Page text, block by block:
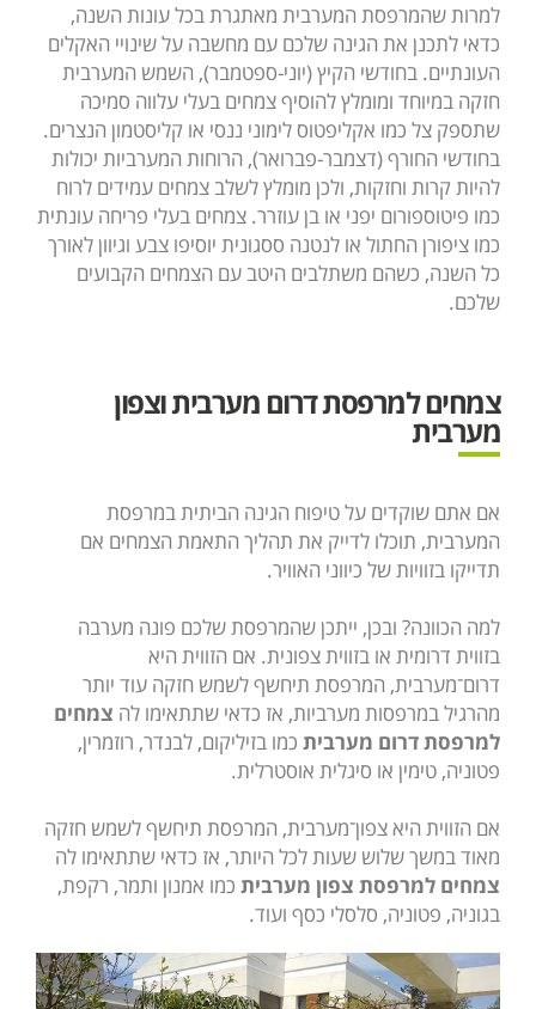
למרות שהמרפסת המערבית מאתגרת בכל עונות השנה,
כדאי לתכנן את הגינה שלכם עם מחשבה על שינויי האקלים
העונתיים. בחודשי הקיץ (יוני-ספטמבר), השמש המערבית
חזקה במיוחד ומומלץ להוסיף צמחים בעלי עלווה סמיכה
שתספק צל כמו אקליפטוס לימוני ננסי או קליסטמון הנצרים.
בחודשי החורף (דצמבר-פברואר), הרוחות המערביות יכולות
להיות קרות וחזקות, ולכן מומלץ לשלב צמחים עמידים לרוח
כמו פיטוספורום יפני או בן עוזרר. צמחים בעלי פריחה עונתית
כמו ציפורן החתול או לנטנה ססגונית יוסיפו צבע וגיוון לאורך
כל השנה, כשהם משתלבים היטב עם הצמחים הקבועים
שלכם.
צמחים למרפסת דרום מערבית וצפון
מערבית
אם אתם שוקדים על טיפוח הגינה הביתית במרפסת
המערבית, תוכלו לדייק את תהליך התאמת הצמחים אם
תדייקו בזוויות של כיווני האוויר.
למה הכוונה? ובכן, ייתכן שהמרפסת שלכם פונה מערבה
בזווית דרומית או בזווית צפונית. אם הזווית היא
דרום־מערבית, המרפסת תיחשף לשמש חזקה עוד יותר
מהרגיל במרפסות מערביות, אז כדאי שתתאימו לה צמחים
למרפסת דרום מערבית כמו בזיליקום, לבנדר, רוזמרין,
פטוניה, טימין או סיגלית אוסטרלית.
אם הזווית היא צפון־מערבית, המרפסת תיחשף לשמש חזקה
מאוד במשך שלוש שעות לכל היותר, אז כדאי שתתאימו לה
צמחים למרפסת צפון מערבית כמו אמנון ותמר, רקפת,
בגוניה, פטוניה, סלסלי כסף ועוד.